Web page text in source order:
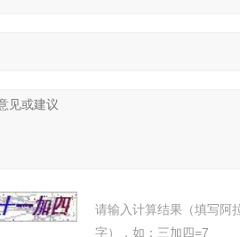
请输入计算结果（填写阿
字），如：三加四=7